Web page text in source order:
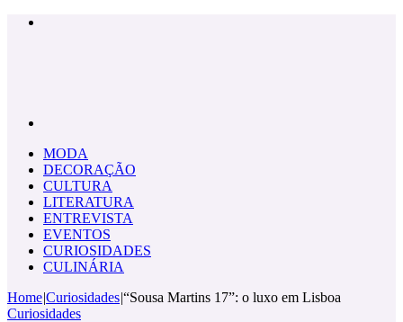
MODA
DECORAÇÃO
CULTURA
LITERATURA
ENTREVISTA
EVENTOS
CURIOSIDADES
CULINÁRIA
Home|Curiosidades|“Sousa Martins 17”: o luxo em Lisboa
Curiosidades